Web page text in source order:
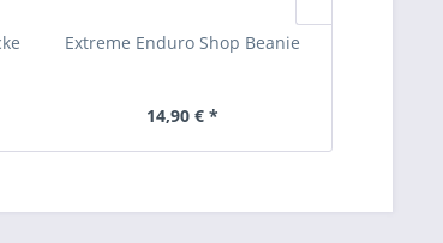
Extreme Enduro Shop Beanie
14,90 € *